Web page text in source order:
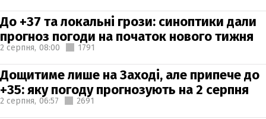
До +37 та локальні грози: синоптики дали
прогноз погоди на початок нового тижня
2 серпня, 08:00 1791
Дощитиме лише на Заході, але припече до
+35: яку погоду прогнозують на 2 серпня
2 серпня, 06:57 2691